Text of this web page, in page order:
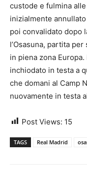
custode e fulmina
inizialmente
poi convalidato dopo
l’Osasuna, partita
in piena zona
inchiodato in testa a
che domani al Camp
nuovamente in testa
Post Views: 15
TAGS Real Madrid